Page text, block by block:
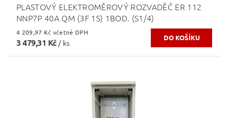
PLASTOVÝ ELEKTROMĚROVÝ ROZVADĚČ ER 112
NNP7P 40A QM (3F 1S) 1BOD. (S1/4)
4 209,97 Kč včetně DPH
3 479,31 Kč / ks